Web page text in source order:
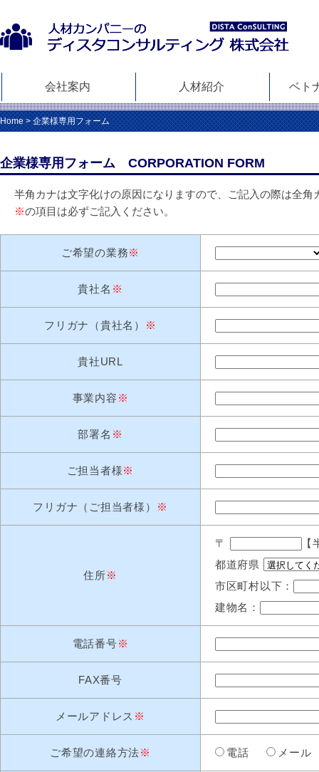
会社案内 人材紹介 ベト
Home 企業様専用フォーム
企業様専用フォーム CORPORATION FORM
半角カナは文字化けの原因になりますので、ご記入の際は全角
※の項目は必ずご記入ください。
ご希望の業務※
貴社名 ※
フリガナ（貴社名） ※
貴社URL
事業内容 ※
部署名 ※
ご担当者様※
フリガナ（ご担当者様） ※
住所※
〒
都道府県
市区町村以下：
建物名：
電話番号※
FAX番号
メールアドレス ※
ご希望の連絡方法※ 電話 メール